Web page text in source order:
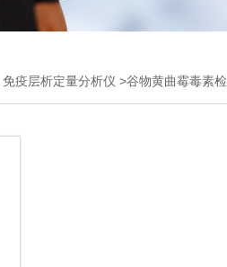
免疫层析定量分析仪 >谷物黄曲霉毒素